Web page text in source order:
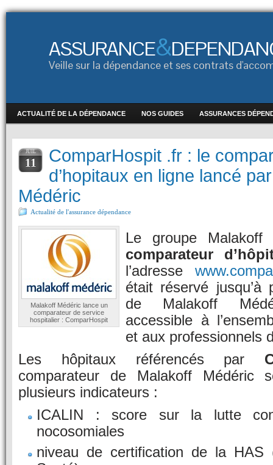
ASSURANCE&
Veille sur la dépendance et ses contrats
ACTUALITÉ DE LA DÉPENDANCE NOS GUIDES ASSURANCES
JUIL
11
ComparHospit .fr : le
d’hopitaux en ligne lancé
Médéric
Actualité de l'assurance dépendance
Malakoff Médéric lance un
comparateur de service
hospitalier : ComparHospit
Le groupe Malakoff
comparateur
l’adresse
était réservé jusqu’à
de Malakoff
accessible à
et aux professionnels
Les hôpitaux référencés par
comparateur de Malakoff Médéric
plusieurs indicateurs :
ICALIN : score sur la lutte
nocosomiales
niveau de certification de la HAS